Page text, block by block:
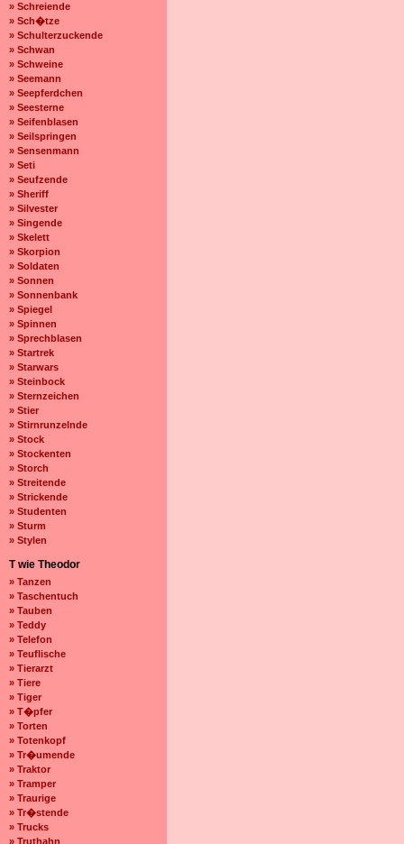
» Schreiende
» Sch�tze
» Schulterzuckende
» Schwan
» Schweine
» Seemann
» Seepferdchen
» Seesterne
» Seifenblasen
» Seilspringen
» Sensenmann
» Seti
» Seufzende
» Sheriff
» Silvester
» Singende
» Skelett
» Skorpion
» Soldaten
» Sonnen
» Sonnenbank
» Spiegel
» Spinnen
» Sprechblasen
» Startrek
» Starwars
» Steinbock
» Sternzeichen
» Stier
» Stirnrunzelnde
» Stock
» Stockenten
» Storch
» Streitende
» Strickende
» Studenten
» Sturm
» Stylen
T wie Theodor
» Tanzen
» Taschentuch
» Tauben
» Teddy
» Telefon
» Teuflische
» Tierarzt
» Tiere
» Tiger
» T�pfer
» Torten
» Totenkopf
» Tr�umende
» Traktor
» Tramper
» Traurige
» Tr�stende
» Trucks
» Truthahn